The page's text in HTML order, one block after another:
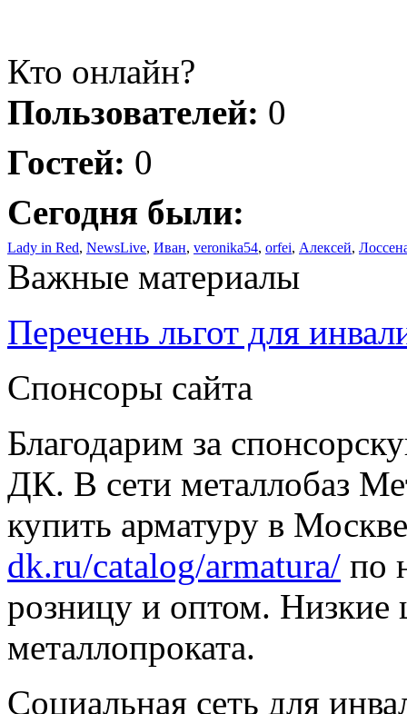
Кто онлайн?
Пользователей: 0
Гостей: 0
Сегодня были:
Lady in Red, NewsLive, Иван, veronika54, orfei, Алексей,
Важные материалы
Перечень льгот для
Спонсоры сайта
Благодарим за
ДК. В сети металлобаз
купить арматуру в
dk.ru/catalog/armatura/ по
розницу и оптом. Низкие
металлопроката.
Социальная сеть для